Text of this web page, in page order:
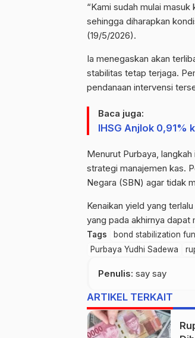
“Kami sudah mulai
sehingga diharapkan
(19/5/2026).
Ia menegaskan akan
stabilitas tetap terjaga.
pendanaan intervensi
Baca juga:
IHSG Anjlok 0,91%
Menurut Purbaya,
strategi manajemen kas.
Negara (SBN) agar tidak
Kenaikan yield yang
yang pada akhirnya
Tags bond stabilization
Purbaya Yudhi Sadewa
Penulis: say say
ARTIKEL TERKAIT